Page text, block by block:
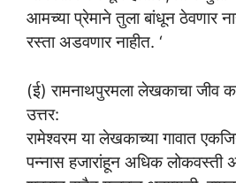
आमच्या प्रेमाने तुला बांधून ठेवणार
रस्ता अडवणार नाहीत. ‘
(ई) रामनाथपुरमला लेखकाचा जीव
उत्तर:
रामेश्वरम या लेखकाच्या गावात
पन्नास हजारांहून अधिक लोकवस्ती